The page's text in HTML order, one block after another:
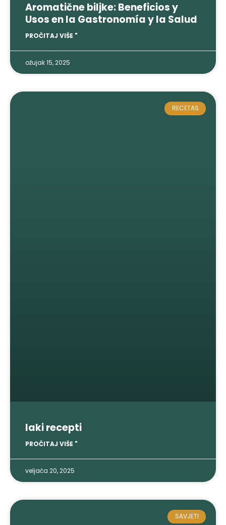
Aromatične biljke:Beneficios y
Usos en la Gastronomía y la Salud
PROČITAJ VIŠE "
ožujak 15, 2025
RECETAS
laki recepti
PROČITAJ VIŠE "
veljača 20, 2025
SAVJETI